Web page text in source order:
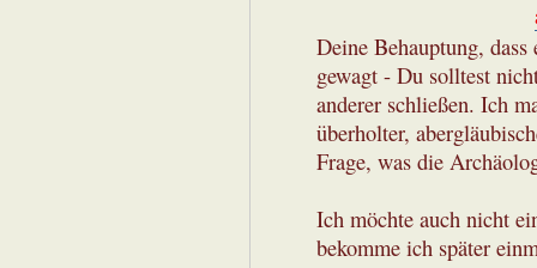
Deine Behauptung,
gewagt - Du solltest
anderer schließen. Ich
überholter,
Frage, was die
Ich möchte auch nicht
bekomme ich später